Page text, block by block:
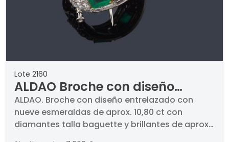
Lote 2160
ALDAO Broche con diseño
entrelazado con nueve
esmeraldas de aprox. 10,80 ct
con diamantes talla baguette
ALDAO. Broche con diseño entrelazado con
nueve esmeraldas de aprox. 10,80 ct con
diamantes talla baguette y brillantes de aprox.